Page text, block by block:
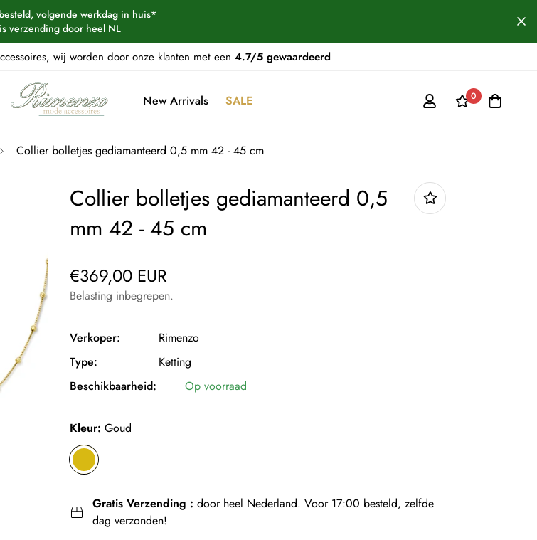
volgende werkdag in huis*
verzending door heel NL
wij worden door onze klanten met een 4.7/5 gewaardeerd
New Arrivals SALE 0
Collier bolletjes gediamanteerd 0,5 mm 42 - 45 cm
Collier bolletjes gediamanteerd 0,5
mm 42 - 45 cm
Normale
prijs
€369,00 EUR
Belasting inbegrepen.
Verkoper:
Rimenzo
Type:
Ketting
Beschikbaarheid:
Op voorraad
Kleur: Goud
Gratis Verzending : door heel Nederland. Voor 17:00 besteld, zelfde
dag verzonden!